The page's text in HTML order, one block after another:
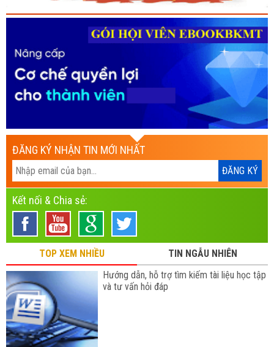
ĐĂNG KÝ NHẬN TIN MỚI NHẤT
Kết nối & Chia sẻ:
TOP XEM NHIỀU
TIN NGẪU NHIÊN
Hướng dẫn, hỗ trợ tìm kiếm tài liệu học tập
và tư vấn hỏi đáp